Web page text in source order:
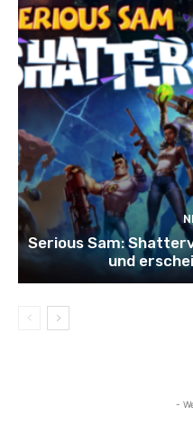
Serious Sam:
und
-